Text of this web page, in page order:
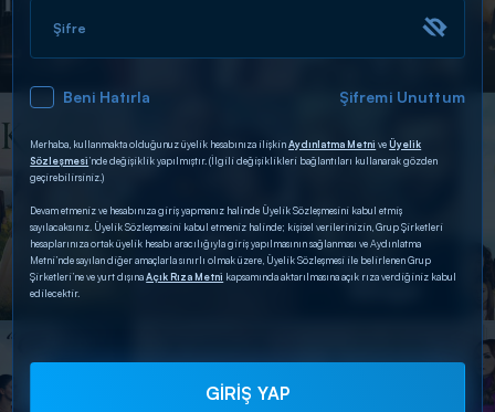
DİĞER SONUÇLAR
Şifre
Beni Hatırla Şifremi Unuttum
Merhaba, kullanmakta olduğunuz üyelik hesabınıza ilişkinAydınlatma Metni veÜyelik
Sözleşmesi’nde değişiklik yapılmıştır. (İlgili değişiklikleri bağlantıları kullanarak gözden
geçirebilirsiniz.)
Devam etmeniz ve hesabınıza giriş yapmanız halinde Üyelik Sözleşmesini kabul etmiş
sayılacaksınız. Üyelik Sözleşmesini kabul etmeniz halinde; kişisel verilerinizin, Grup Şirketleri
hesaplarınıza ortak üyelik hesabı aracılığıyla giriş yapılmasının sağlanması ve Aydınlatma
Metni’nde sayılan diğer amaçlarla sınırlı olmak üzere, Üyelik Sözleşmesi ile belirlenen Grup
Şirketleri’ne ve yurt dışınaAçık Rıza Metni kapsamında aktarılmasına açık rıza verdiğiniz kabul
edilecektir.
GİRİŞ YAP